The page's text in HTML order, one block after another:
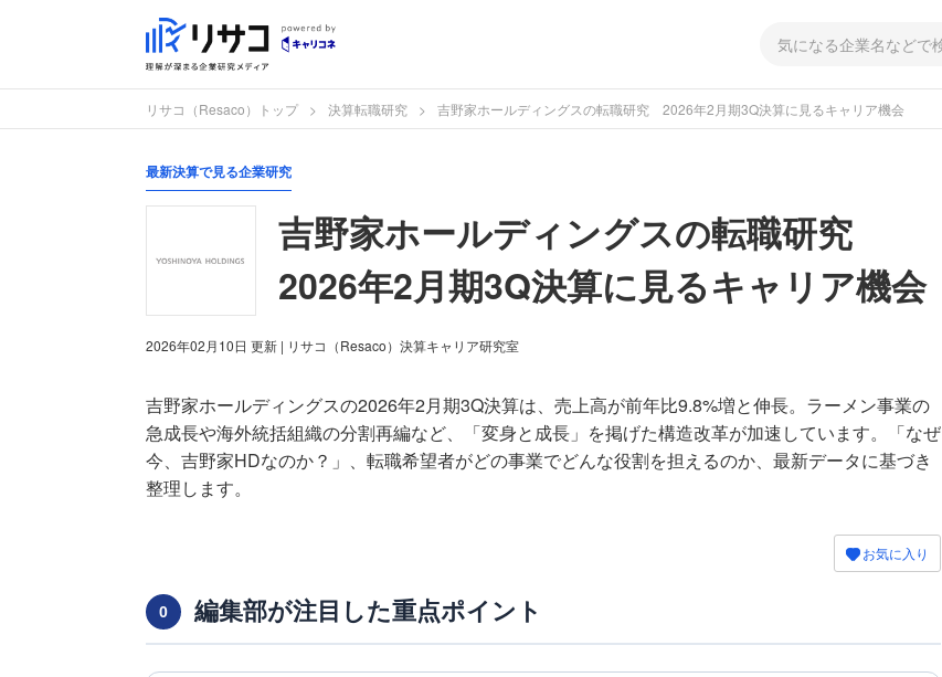
リサコ（Resaco）トップ 決算転職研究 吉野家ホールディングスの転職研究 2026年2月期3Q決算に見るキャリア機会
最新決算で見る企業研究
吉野家ホールディングスの転職研究
2026年2月期3Q決算に見るキャリア機会
2026年02月10日 更新 | リサコ（Resaco）決算キャリア研究室
吉野家ホールディングスの2026年2月期3Q決算は、売上高が前年比9.8%増と伸長。ラーメン事業の
急成長や海外統括組織の分割再編など、「変身と成長」を掲げた構造改革が加速しています。「なぜ
今、吉野家HDなのか？」、転職希望者がどの事業でどんな役割を担えるのか、最新データに基づき
整理します。
お気に入り
0 編集部が注目した重点ポイント